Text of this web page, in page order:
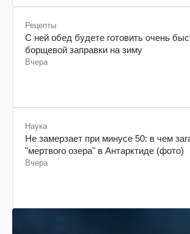
Рецепты
С ней обед будете готовить очень
борщевой заправки на зиму
Вчера
Наука
Не замерзает при минусе 50: в чем
"мертвого озера" в Антарктиде (фото)
Вчера